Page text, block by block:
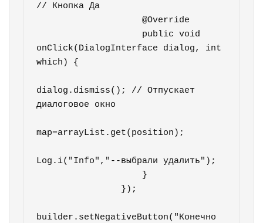
// Кнопка Да
                    @Override
onClick(DialogInterface dialog, int
which) {
dialog.dismiss(); // Отпускает
диалоговое окно
map=arrayList.get(position);
Log.i("Info","--выбрали удалить");
builder.setNegativeButton("Конечно